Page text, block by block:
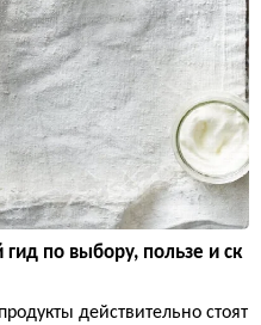
по выбору, пользе и ск
действительно стоят